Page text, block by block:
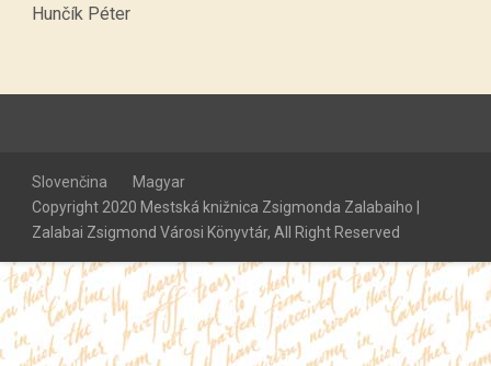
Hunčík Péter
Slovenčina
Magyar
Copyright 2020 Mestská knižnica Zsigmonda Zalabaiho |
Zalabai Zsigmond Városi Könyvtár, All Right Reserved